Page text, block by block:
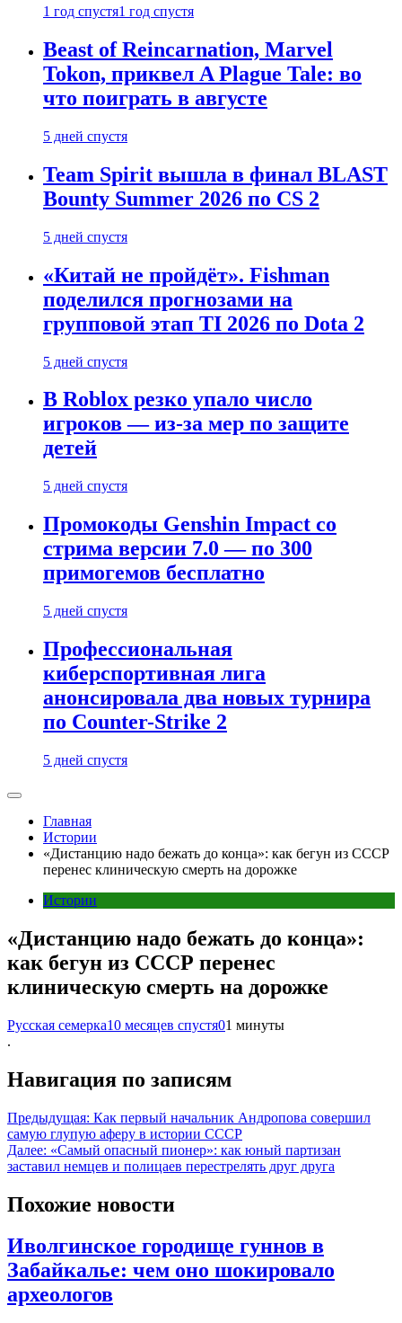
1 год спустя1 год спустя
Beast of Reincarnation, Marvel
Tokon, приквел A Plague Tale: во
что поиграть в августе
5 дней спустя
Team Spirit вышла в финал BLAST
Bounty Summer 2026 по CS 2
5 дней спустя
«Китай не пройдёт». Fishman
поделился прогнозами на
групповой этап TI 2026 по Dota 2
5 дней спустя
В Roblox резко упало число
игроков — из-за мер по защите
детей
5 дней спустя
Промокоды Genshin Impact со
стрима версии 7.0 — по 300
примогемов бесплатно
5 дней спустя
Профессиональная
киберспортивная лига
анонсировала два новых турнира
по Counter-Strike 2
5 дней спустя
Главная
Истории
«Дистанцию надо бежать до конца»: как бегун из СССР
перенес клиническую смерть на дорожке
Истории
«Дистанцию надо бежать до конца»:
как бегун из СССР перенес
клиническую смерть на дорожке
Русская семерка10 месяцев спустя01 минуты
.
Навигация по записям
Предыдущая: Как первый начальник Андропова совершил
самую глупую аферу в истории СССР
Далее: «Самый опасный пионер»: как юный партизан
заставил немцев и полицаев перестрелять друг друга
Похожие новости
Иволгинское городище гуннов в
Забайкалье: чем оно шокировало
археологов